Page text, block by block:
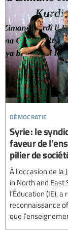
démocratie
Syrie : le
faveur de
pilier de
À l’occasion de la
in North and East
l’Éducation (IE),
reconnaissance
que